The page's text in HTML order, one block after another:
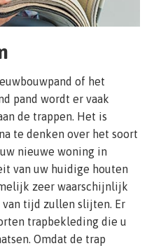
of het
pand wordt er vaak
de trappen. Het is
te denken over het soort
nieuwe woning in
van uw huidige houten
zeer waarschijnlijk
van tijd zullen slijten. Er
trapbekleding die u
Omdat de trap